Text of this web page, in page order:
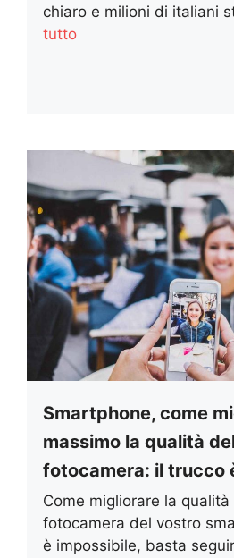
chiaro e milioni di italiani
tutto
Smartphone, come
massimo la qualità
fotocamera: il trucco
Come migliorare la
fotocamera del vostro
è impossibile, basta